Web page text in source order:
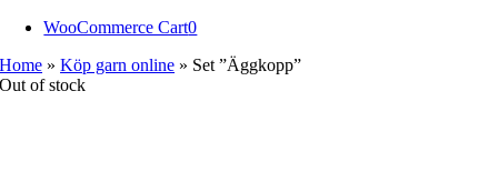
WooCommerce Cart0
Home »Köp garn online » Set ”Äggkopp”
Out of stock